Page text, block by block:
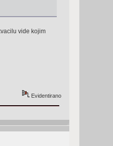
vide kojim
Evidentirano